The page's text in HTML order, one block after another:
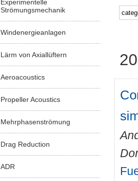
Experimentelle
Strömungsmechanik
Windenergieanlagen
Lärm von Axiallüftern
Aeroacoustics
Propeller Acoustics
Mehrphasenströmung
Drag Reduction
ADR